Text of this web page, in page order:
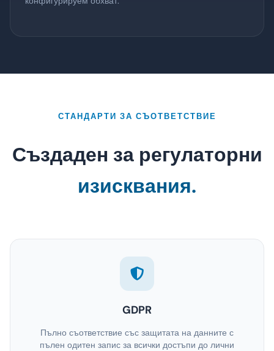
СТАНДАРТИ ЗА СЪОТВЕТСТВИЕ
Създаден за регулаторни
изисквания.
GDPR
Пълно съответствие със защитата на данните с
пълен одитен запис за всички достъпи до лични